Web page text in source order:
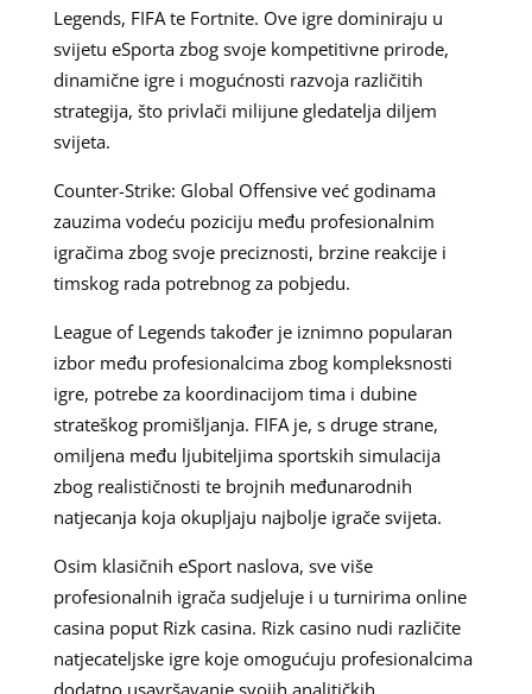
Legends, FIFA te Fortnite. Ove igre dominiraju u
svijetu eSporta zbog svoje kompetitivne prirode,
dinamične igre i mogućnosti razvoja različitih
strategija, što privlači milijune gledatelja diljem
svijeta.
Counter-Strike: Global Offensive već godinama
zauzima vodeću poziciju među profesionalnim
igračima zbog svoje preciznosti, brzine reakcije i
timskog rada potrebnog za pobjedu.
League of Legends također je iznimno popularan
izbor među profesionalcima zbog kompleksnosti
igre, potrebe za koordinacijom tima i dubine
strateškog promišljanja. FIFA je, s druge strane,
omiljena među ljubiteljima sportskih simulacija
zbog realističnosti te brojnih međunarodnih
natjecanja koja okupljaju najbolje igrače svijeta.
Osim klasičnih eSport naslova, sve više
profesionalnih igrača sudjeluje i u turnirima online
casina poput Rizk casina. Rizk casino nudi različite
natjecateljske igre koje omogućuju profesionalcima
dodatno usavršavanje svojih analitičkih